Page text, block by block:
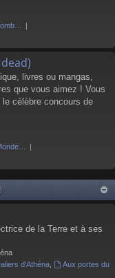
livres ou mangas,
que vous aimez ! Vous
célèbre concours de
de la Terre et à ses
d'Athéna,
Aux portes du